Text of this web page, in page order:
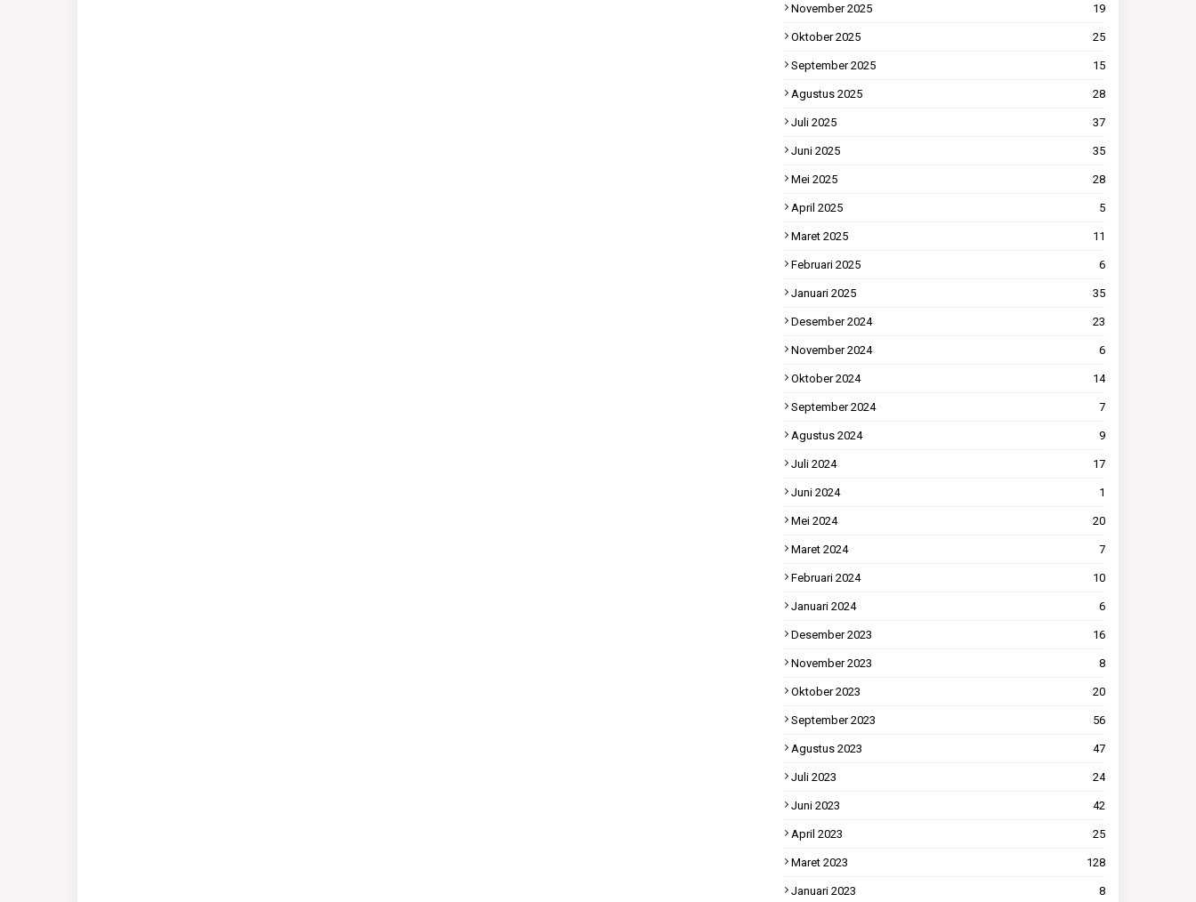
November 2025 19
Oktober 2025 25
September 2025 15
Agustus 2025 28
Juli 2025 37
Juni 2025 35
Mei 2025 28
April 2025 5
Maret 2025 11
Februari 2025 6
Januari 2025 35
Desember 2024 23
November 2024 6
Oktober 2024 14
September 2024 7
Agustus 2024 9
Juli 2024 17
Juni 2024 1
Mei 2024 20
Maret 2024 7
Februari 2024 10
Januari 2024 6
Desember 2023 16
November 2023 8
Oktober 2023 20
September 2023 56
Agustus 2023 47
Juli 2023 24
Juni 2023 42
April 2023 25
Maret 2023 128
Januari 2023 8